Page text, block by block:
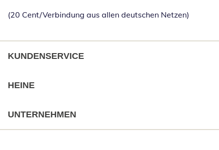
(20 Cent/Verbindung aus allen deutschen Netzen)
KUNDENSERVICE
HEINE
UNTERNEHMEN